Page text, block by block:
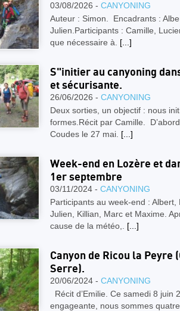
03/08/2026 - CANYONING
Auteur : Simon. Encadrants :
Julien.Participants : Camille,
que nécessaire à. [...]
S"initier au canyoning
et sécurisante.
26/06/2026 - CANYONING
Deux sorties, un objectif : nous
formes.Récit par Camille.
Coudes le 27 mai. [...]
Week-end en Lozère et
1er septembre
03/11/2024 - CANYONING
Participants au week-end :
Julien, Killian, Marc et Maxime.
cause de la météo,. [...]
Canyon de Ricou la Peyre
Serre).
20/06/2024 - CANYONING
Récit d’Emilie. Ce samedi 8 juin
engageante, nous sommes